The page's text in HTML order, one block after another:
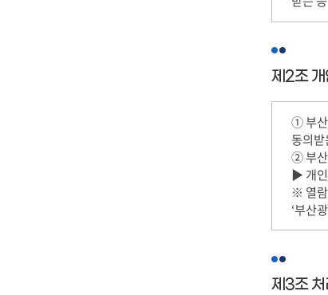
제2조 개
① 부산
동의
② 부산
▶ 개
※ 열
‘부산
제3조 처